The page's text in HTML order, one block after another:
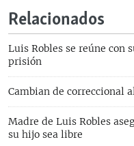
Relacionados
Luis Robles se reúne con
prisión
Cambian de correccional
Madre de Luis Robles
su hijo sea libre